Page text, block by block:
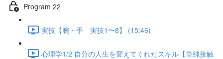
Program 22
実技【腕・手 実技1〜8】 (15:46)
心理学1/2 自分の人生を変えてくれたスキル【単純接触